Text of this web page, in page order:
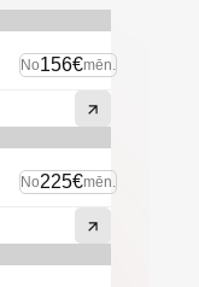
No156€mēn.
No225€mēn.